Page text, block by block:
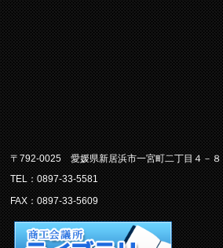
〒792-0025 愛媛県新居浜市一宮町二丁目４－８
TEL：0897-33-5581
FAX：0897-33-5609